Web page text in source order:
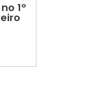
belo para